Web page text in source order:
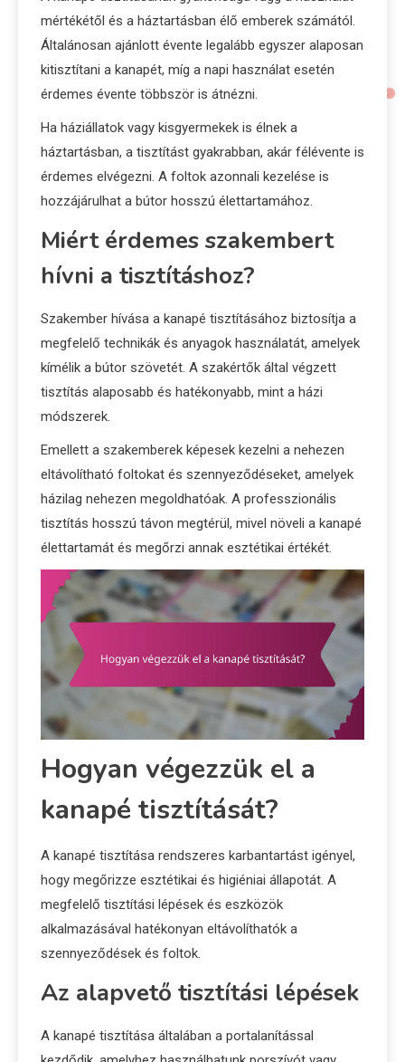
mértékétől és a háztartásban élő emberek számától.
Általánosan ajánlott évente legalább egyszer alaposan
kitisztítani a kanapét, míg a napi használat esetén
érdemes évente többször is átnézni.
Ha háziállatok vagy kisgyermekek is élnek a
háztartásban, a tisztítást gyakrabban, akár félévente is
érdemes elvégezni. A foltok azonnali kezelése is
hozzájárulhat a bútor hosszú élettartamához.
Miért érdemes szakembert
hívni a tisztításhoz?
Szakember hívása a kanapé tisztításához biztosítja a
megfelelő technikák és anyagok használatát, amelyek
kímélik a bútor szövetét. A szakértők által végzett
tisztítás alaposabb és hatékonyabb, mint a házi
módszerek.
Emellett a szakemberek képesek kezelni a nehezen
eltávolítható foltokat és szennyeződéseket, amelyek
házilag nehezen megoldhatóak. A professzionális
tisztítás hosszú távon megtérül, mivel növeli a kanapé
élettartamát és megőrzi annak esztétikai értékét.
Hogyan végezzük el a
kanapé tisztítását?
A kanapé tisztítása rendszeres karbantartást igényel,
hogy megőrizze esztétikai és higiéniai állapotát. A
megfelelő tisztítási lépések és eszközök
alkalmazásával hatékonyan eltávolíthatók a
szennyeződések és foltok.
Az alapvető tisztítási lépések
A kanapé tisztítása általában a portalanítással